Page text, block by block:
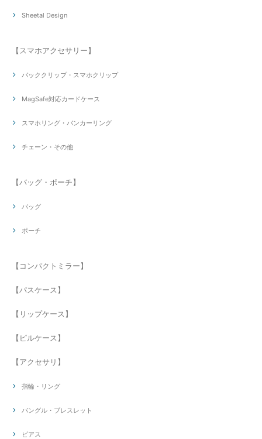
Sheetal Design
【スマホアクセサリー】
バッククリップ・スマホクリップ
MagSafe対応カードケース
スマホリング・バンカーリング
チェーン・その他
【バッグ・ポーチ】
バッグ
ポーチ
【コンパクトミラー】
【パスケース】
【リップケース】
【ピルケース】
【アクセサリ】
指輪・リング
バングル・ブレスレット
ピアス